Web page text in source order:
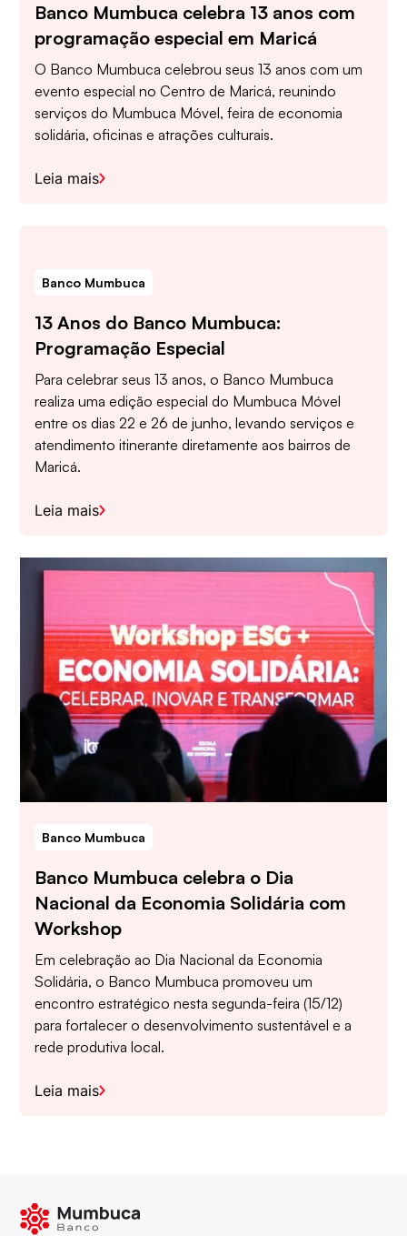
Banco Mumbuca celebra 13 anos com
programação especial em Maricá
O Banco Mumbuca celebrou seus 13 anos com um
evento especial no Centro de Maricá, reunindo
serviços do Mumbuca Móvel, feira de economia
solidária, oficinas e atrações culturais.
Leia mais
Banco Mumbuca
13 Anos do Banco Mumbuca:
Programação Especial
Para celebrar seus 13 anos, o Banco Mumbuca
realiza uma edição especial do Mumbuca Móvel
entre os dias 22 e 26 de junho, levando serviços e
atendimento itinerante diretamente aos bairros de
Maricá.
Leia mais
Banco Mumbuca
Banco Mumbuca celebra o Dia
Nacional da Economia Solidária com
Workshop
Em celebração ao Dia Nacional da Economia
Solidária, o Banco Mumbuca promoveu um
encontro estratégico nesta segunda-feira (15/12)
para fortalecer o desenvolvimento sustentável e a
rede produtiva local.
Leia mais